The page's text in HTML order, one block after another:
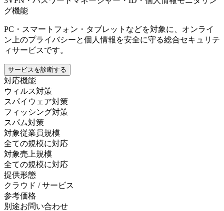
グ機能
PC・スマートフォン・タブレットなどを対象に、オンライ
ン上のプライバシーと個人情報を安全に守る総合セキュリテ
ィサービスです。
サービスを診断する
対応機能
ウィルス対策
スパイウェア対策
フィッシング対策
スパム対策
対象従業員規模
全ての規模に対応
対象売上規模
全ての規模に対応
提供形態
クラウド / サービス
参考価格
別途お問い合わせ